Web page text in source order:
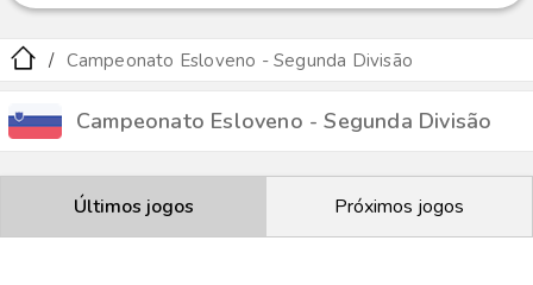
Campeonato Esloveno - Segunda Divisão
Campeonato Esloveno - Segunda Divisão
Últimos jogos Próximos jogos